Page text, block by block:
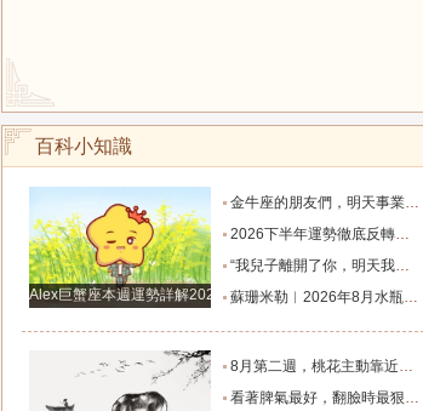
百科小知識
Alex巨蟹座本週運勢詳解2024.12.23-12.29
金牛座的朋友們，明天事業迎來新高峰，不要再默默付出而錯失機會！_工作_宇宙_能量
2026下半年運勢徹底反轉迎來好運的四大星座！舊篇章結束，新的機遇之門敞開_時期_獅子座_重擔
“我兒子離開了你，明天我就能幫他重新找一個好樣的女人！”_伴侶_星座_尋找
蘇珊米勒︱2026年8月水瓶座月度運勢_合作_木星_滿月
8月第二週，桃花主動靠近，遇到值得認識的人的三個星座_雙子座_東西_地方
看著脾氣最好，翻臉時最狠！立秋後這三大星座撕掉偽裝，誰碰底線誰倒黴_金牛座_星象_天秤座